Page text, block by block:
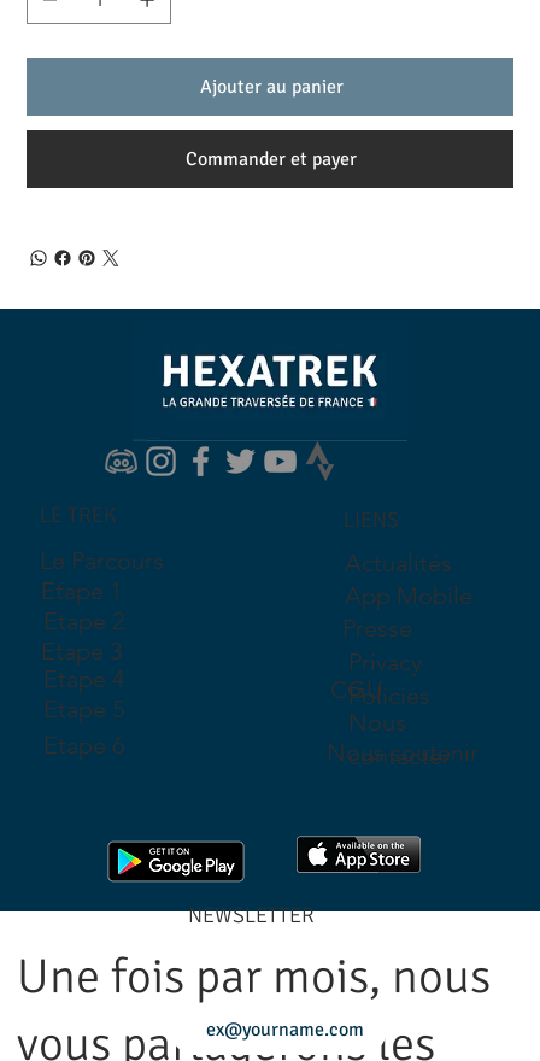
Ajouter au panier
Commander et payer
LE TREK
Le Parcours
Etape 1
Etape 2
Etape 3
Etape 4
Etape 5
Etape 6
LIENS
Actualités
App Mobile
Privacy
Policies
CGU
Presse
Nous
contacter
Nous soutenir
Une fois par mois, nous
vous partagerons les
NEWSLETTER